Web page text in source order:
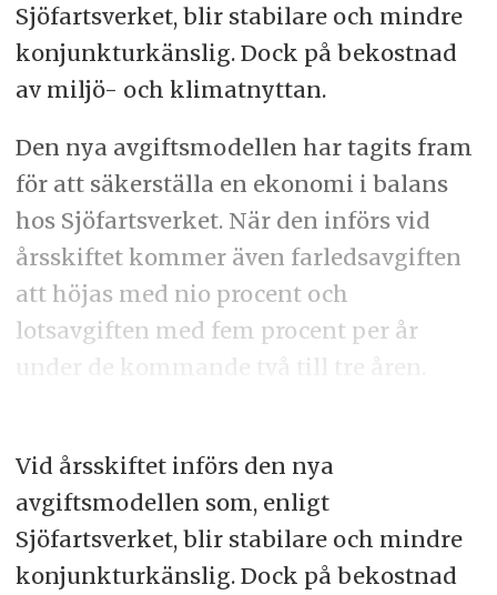
Sjöfartsverket, blir stabilare och mindre
konjunkturkänslig. Dock på bekostnad
av miljö- och klimatnyttan.
Den nya avgiftsmodellen har tagits fram
för att säkerställa en ekonomi i balans
hos Sjöfartsverket. När den införs vid
årsskiftet kommer även farledsavgiften
att höjas med nio procent och
lotsavgiften med fem procent per år
under de kommande två till tre åren.
Vid årsskiftet införs den nya
avgiftsmodellen som, enligt
Sjöfartsverket, blir stabilare och mindre
konjunkturkänslig. Dock på bekostnad